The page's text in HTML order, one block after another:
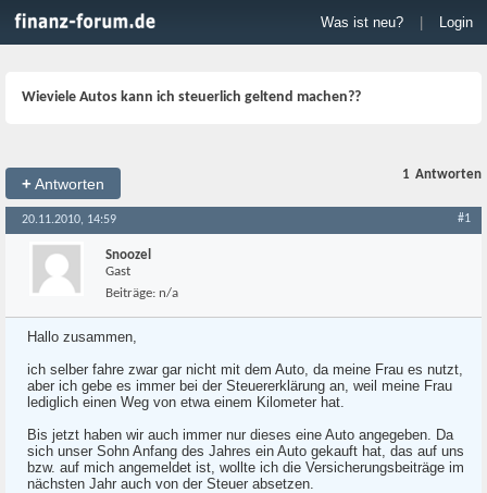
Was ist neu? Login
Wieviele Autos kann ich steuerlich geltend machen??
+Antworten
1 Antworten
20.11.2010, 14:59 #1
Snoozel
Gast
Beiträge: n/a
Hallo zusammen,
ich selber fahre zwar gar nicht mit dem Auto, da meine Frau es nutzt,
aber ich gebe es immer bei der Steuererklärung an, weil meine Frau
lediglich einen Weg von etwa einem Kilometer hat.
Bis jetzt haben wir auch immer nur dieses eine Auto angegeben. Da
sich unser Sohn Anfang des Jahres ein Auto gekauft hat, das auf uns
bzw. auf mich angemeldet ist, wollte ich die Versicherungsbeiträge im
nächsten Jahr auch von der Steuer absetzen.